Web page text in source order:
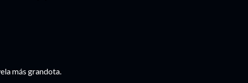
más grandota.